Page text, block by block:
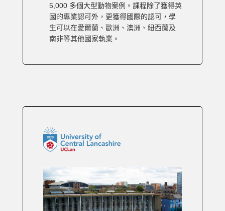
5,000 多個大型動物案例。課程除了獲得英
國的專業認可外，更獲得國際的認可，學
生可以在愛爾蘭、歐洲、澳洲、紐西蘭及
南非等其他國家執業。